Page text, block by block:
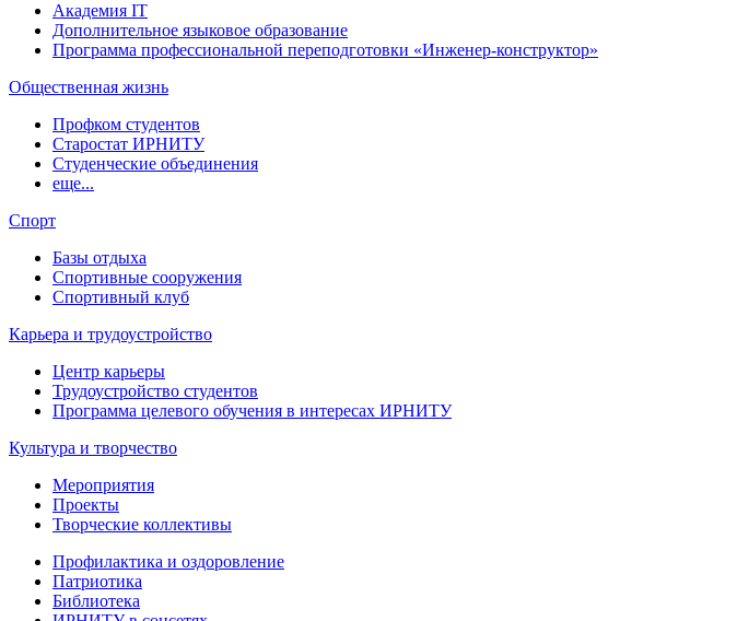
Академия IT
Дополнительное языковое образование
Программа профессиональной переподготовки «Инженер-конструктор»
Общественная жизнь
Профком студентов
Старостат ИРНИТУ
Студенческие объединения
еще...
Спорт
Базы отдыха
Спортивные сооружения
Спортивный клуб
Карьера и трудоустройство
Центр карьеры
Трудоустройство студентов
Программа целевого обучения в интересах ИРНИТУ
Культура и творчество
Мероприятия
Проекты
Творческие коллективы
Профилактика и оздоровление
Патриотика
Библиотека